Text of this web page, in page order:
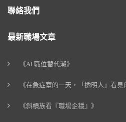
聯絡我們
最新職場文章
《AI 職位替代潮》
《在急症室的一天，「透明人」看見
《斜槓族看『職場企穩』》